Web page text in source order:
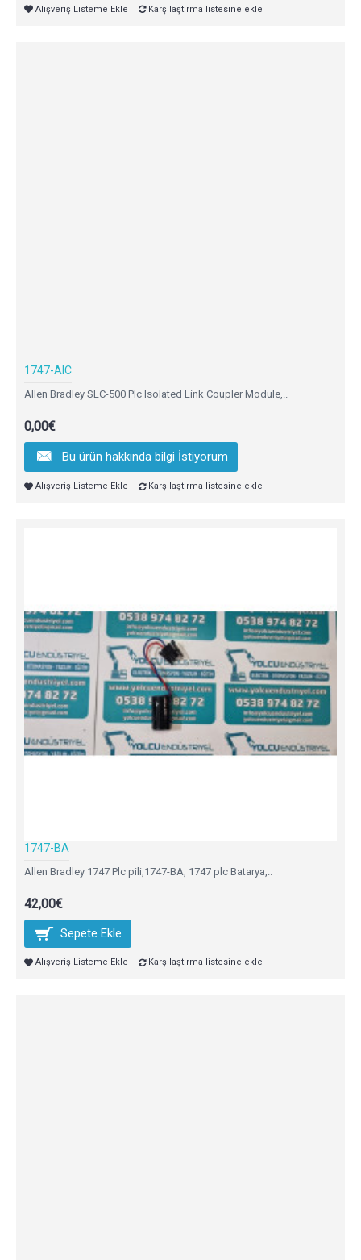
Alışveriş Listeme Ekle Karşılaştırma listesine ekle
1747-AIC
Allen Bradley SLC-500 Plc Isolated Link Coupler Module,..
0,00€
Bu ürün hakkında bilgi İstiyorum
Alışveriş Listeme Ekle Karşılaştırma listesine ekle
1747-BA
Allen Bradley 1747 Plc pili,1747-BA, 1747 plc Batarya,..
42,00€
Sepete Ekle
Alışveriş Listeme Ekle Karşılaştırma listesine ekle